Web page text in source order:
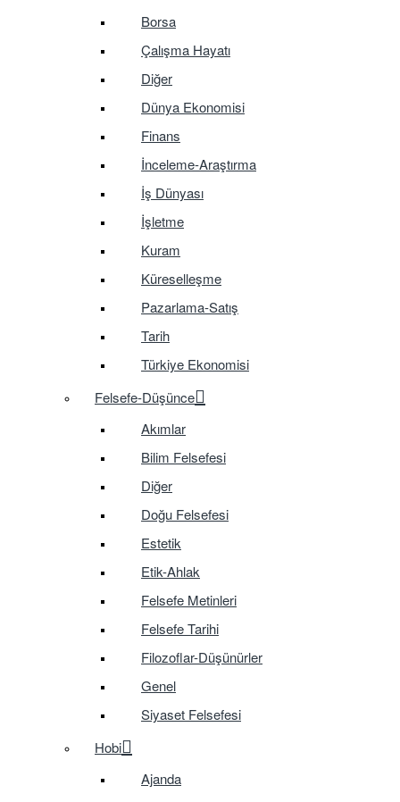
Borsa
Çalışma Hayatı
Diğer
Dünya Ekonomisi
Finans
İnceleme-Araştırma
İş Dünyası
İşletme
Kuram
Küreselleşme
Pazarlama-Satış
Tarih
Türkiye Ekonomisi
Felsefe-Düşünce
Akımlar
Bilim Felsefesi
Diğer
Doğu Felsefesi
Estetik
Etik-Ahlak
Felsefe Metinleri
Felsefe Tarihi
Filozoflar-Düşünürler
Genel
Siyaset Felsefesi
Hobi
Ajanda